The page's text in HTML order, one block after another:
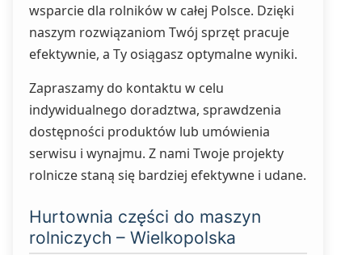
wsparcie dla rolników w całej Polsce. Dzięki
naszym rozwiązaniom Twój sprzęt pracuje
efektywnie, a Ty osiągasz optymalne wyniki.
Zapraszamy do kontaktu w celu
indywidualnego doradztwa, sprawdzenia
dostępności produktów lub umówienia
serwisu i wynajmu. Z nami Twoje projekty
rolnicze staną się bardziej efektywne i udane.
Hurtownia części do maszyn
rolniczych – Wielkopolska